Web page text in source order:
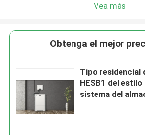
Vea más
Obtenga el mejor
Tipo residencial
HESB1 del estilo
sistema del